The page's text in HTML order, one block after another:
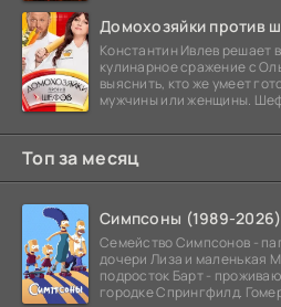
Домохозяйки против
Константин Ивлев решает
кулинарное сражение с
выяснить, кто же умеет
мужчины или женщины.
Топ за месяц
Симпсоны (1989-2026)
Семейство Симпсонов -
дочери Лиза и маленькая
подросток Барт -
городке Спрингфилд.